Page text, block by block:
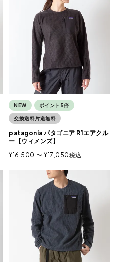
NEW ポイント5倍
交換送料片道無料
patagonia パタゴニア R1エアクル
ー【ウィメンズ】
¥16,500 〜 ¥17,050税込